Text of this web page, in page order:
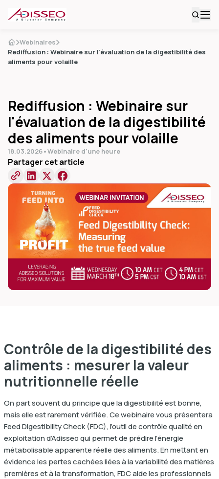
Webinaires
Rediffusion : Webinaire sur l'évaluation de la digestibilité des
aliments pour volaille
Rediffusion : Webinaire sur
l'évaluation de la digestibilité
des aliments pour volaille
18.03.2026•Webinaire d'une heure
Partager cet article
Contrôle de la digestibilité des
aliments : mesurer la valeur
nutritionnelle réelle
On part souvent du principe que la digestibilité est bonne,
mais elle est rarement vérifiée. Ce webinaire vous présentera
Feed Digestibility Check (FDC), l’outil de contrôle qualité en
exploitation d’Adisseo qui permet de prédire l’énergie
métabolisable apparente réelle des aliments. En mettant en
évidence les pertes cachées liées à la variabilité des matières
premières et à la transformation, FDC aide les professionnels